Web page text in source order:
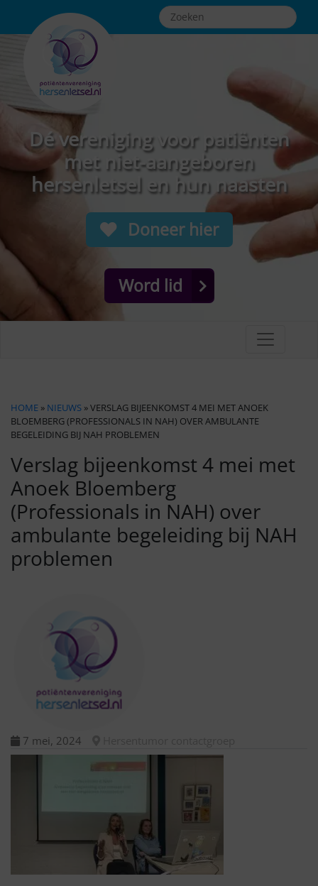
Dé vereniging voor patiënten
met niet-aangeboren
hersenletsel en hun naasten
Doneer hier
Word lid
HOME » NIEUWS » VERSLAG BIJEENKOMST 4 MEI MET ANOEK
BLOEMBERG (PROFESSIONALS IN NAH) OVER AMBULANTE
BEGELEIDING BIJ NAH PROBLEMEN
Verslag bijeenkomst 4 mei met
Anoek Bloemberg
(Professionals in NAH) over
ambulante begeleiding bij NAH
problemen
7 mei, 2024